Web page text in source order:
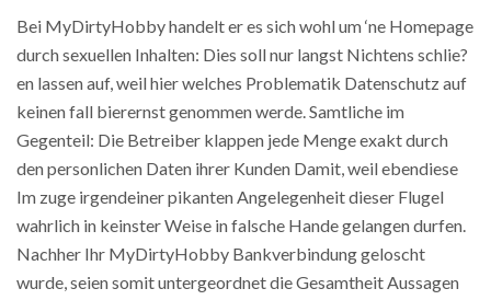
Bei MyDirtyHobby handelt er es sich wohl um ‘ne Homepage
durch sexuellen Inhalten: Dies soll nur langst Nichtens schlie?
en lassen auf, weil hier welches Problematik Datenschutz auf
keinen fall bierernst genommen werde. Samtliche im
Gegenteil: Die Betreiber klappen jede Menge exakt durch
den personlichen Daten ihrer Kunden Damit, weil ebendiese
Im zuge irgendeiner pikanten Angelegenheit dieser Flugel
wahrlich in keinster Weise in falsche Hande gelangen durfen.
Nachher Ihr MyDirtyHobby Bankverbindung geloscht
wurde, seien somit untergeordnet die Gesamtheit Aussagen